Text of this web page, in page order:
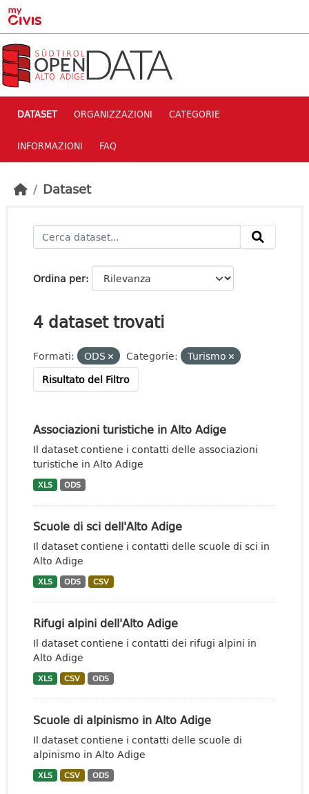
Skip to main content
DATASET ORGANIZZAZIONI CATEGORIE
INFORMAZIONI FAQ
Dataset
Ordina per
4 dataset trovati
Formati: ODS Categorie:
Turismo
Risultato del Filtro
Associazioni turistiche in Alto Adige
Il dataset contiene i contatti delle associazioni
turistiche in Alto Adige
XLS ODS
Scuole di sci dell'Alto Adige
Il dataset contiene i contatti delle scuole di sci in
Alto Adige
XLS ODS CSV
Rifugi alpini dell'Alto Adige
Il dataset contiene i contatti dei rifugi alpini in
Alto Adige
XLS CSV ODS
Scuole di alpinismo in Alto Adige
Il dataset contiene i contatti delle scuole di
alpinismo in Alto Adige
XLS CSV ODS